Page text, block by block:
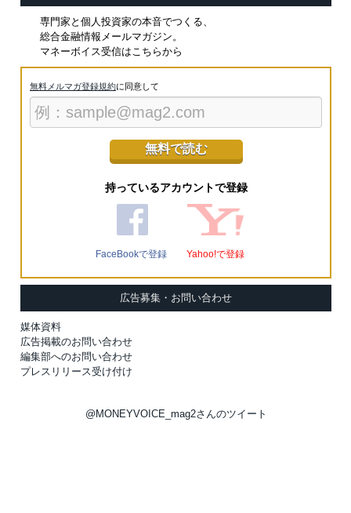
専門家と個人投資家の本音でつくる、
総合金融情報メールマガジン。
マネーボイス受信はこちらから
無料メルマガ登録規約に同意して
持っているアカウントで登録
FaceBookで登録 Yahoo!で登録
広告募集・お問い合わせ
媒体資料
広告掲載のお問い合わせ
編集部へのお問い合わせ
プレスリリース受け付け
@MONEYVOICE_mag2さんのツイート